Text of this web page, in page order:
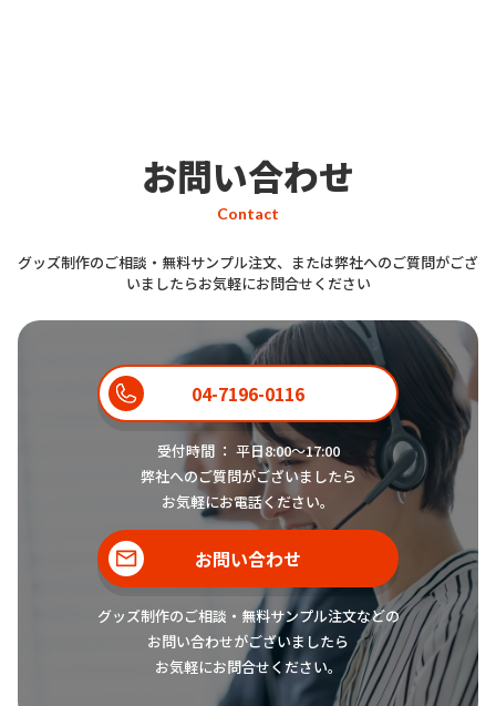
お問い合わせ
Contact
グッズ制作のご相談・無料サンプル注文、または弊社へのご質問がござ
いましたらお気軽にお問合せください
04-7196-0116
受付時間 ： 平日8:00〜17:00
弊社へのご質問がございましたら
お気軽にお電話ください。
お問い合わせ
グッズ制作のご相談・無料サンプル注文などの
お問い合わせがございましたら
お気軽にお問合せください。